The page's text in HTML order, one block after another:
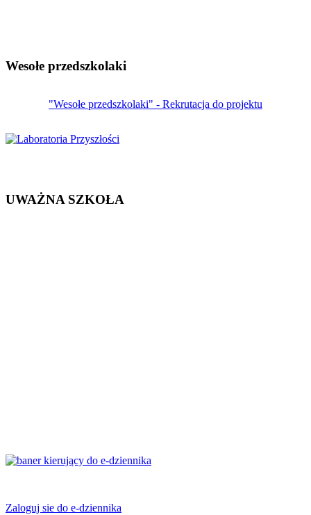
Wesołe przedszkolaki
"Wesołe przedszkolaki" - Rekrutacja do projektu
UWAŻNA SZKOŁA
Zaloguj sie do e-dziennika